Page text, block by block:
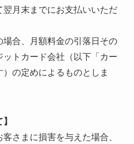
翌月末までにお支払いいただ
場合、月額料金の引落日その
トカード会社（以下「カー
）の定めによるものとしま
さまに損害を与えた場合、